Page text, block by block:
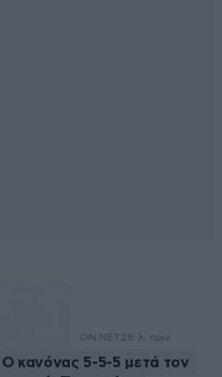
ON NET28 λ. πριν
Ο κανόνας 5-5-5 μετά τον